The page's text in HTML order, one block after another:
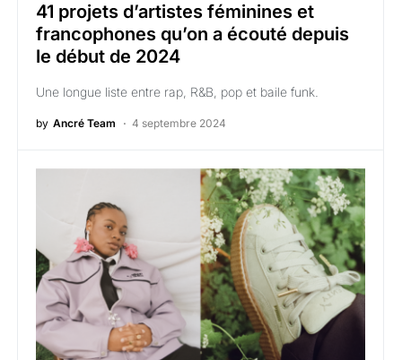
41 projets d’artistes féminines et
francophones qu’on a écouté depuis
le début de 2024
Une longue liste entre rap, R&B, pop et baile funk.
by Ancré Team 4 septembre 2024